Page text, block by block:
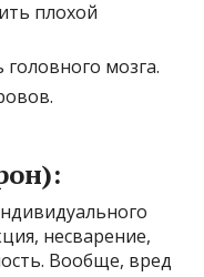
плохой
мозга.
несварение,
Вообще, вред